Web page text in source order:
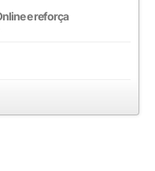
e reforça